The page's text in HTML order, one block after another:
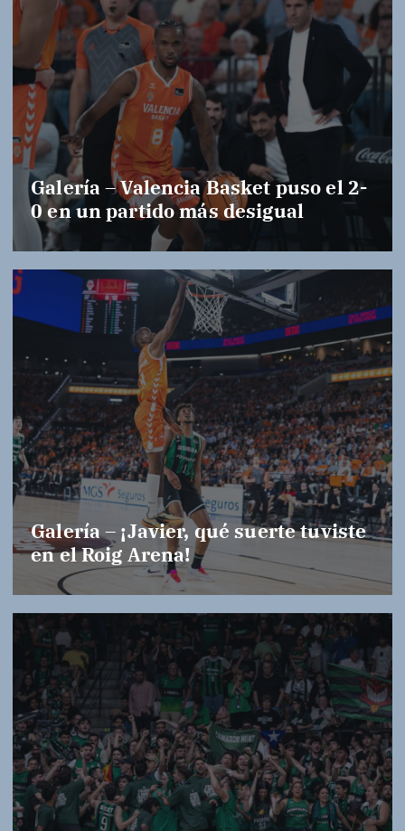
Galería – Valencia Basket puso el 2-
0 en un partido más desigual
Galería – ¡Javier, qué suerte tuviste
en el Roig Arena!